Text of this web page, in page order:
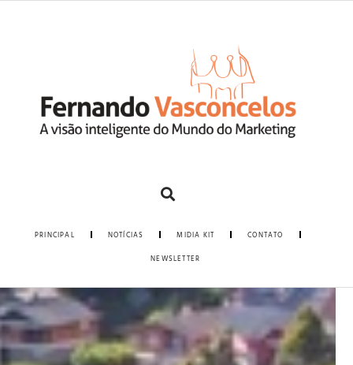
PRINCIPAL NOTÍCIAS MIDIA KIT CONTATO
NEWSLETTER